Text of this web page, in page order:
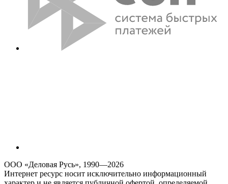
ООО «Деловая Русь», 1990—2026
Интернет ресурс носит исключительно информационный